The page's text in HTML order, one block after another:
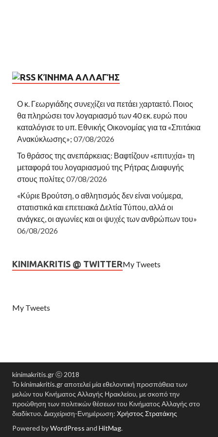
ΚΊΝΗΜΑ ΑΛΛΑΓΉΣ
Ο κ. Γεωργιάδης συνεχίζει να πετάει χαρταετό. Ποιος
θα πληρώσει τον λογαριασμό των 40 εκ. ευρώ που
καταλόγισε το υπ. Εθνικής Οικονομίας για τα «Σπιτάκια
Ανακύκλωσης»; 07/08/2026
Το θράσος της ανεπάρκειας: Βαφτίζουν «επιτυχία» τη
μεταφορά του λογαριασμού της Ρήτρας Διαφυγής
στους πολίτες 07/08/2026
«Κύριε Βρούτση, ο αθλητισμός δεν είναι νούμερα,
στατιστικά και επετειακά Δελτία Τύπου, αλλά οι
ανάγκες, οι αγωνίες και οι ψυχές των ανθρώπων του»
06/08/2026
KINIMAKRITIS @ TWITTERMy Tweets
My Tweets
kinimakritis.gr ⓒ 2018
Το kinimakritis.gr αποτελεί μία εθελοντική προσπάθεια των
μελών του Κινήματος Αλλαγής Ηρακλείου, με σκοπό την
προώθηση των πολιτικών θέσεων του Κινήματος Αλλαγής στο
διαδίκτυο. Διαχείριση-Ενημέρωση: Χρήστος Στρατάκης
Powered byWordPress and HitMag.